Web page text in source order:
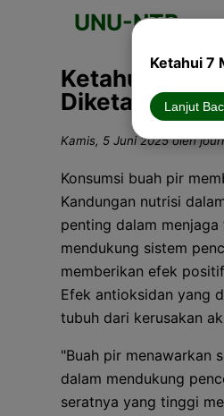
UNU-NTB
Ketahui 7
Diketahui!
Kamis, 5 Juni 2025 oleh
Konsumsi buah pir
Kandungan nutrisi
penting dalam
mendukung sistem
memberikan efek
Efek antioksidan yang
tubuh dari kerusakan
"Buah pir menawarkan
dalam mendukung
seratnya yang tinggi
Ketahui 7
Lanjut